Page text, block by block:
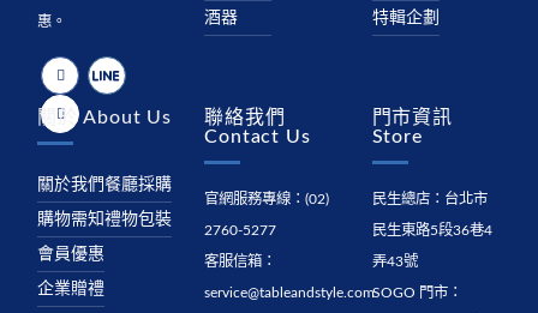
惠。 酒器 特輯企劃
關於 About Us
關於我們
購物需知
會員優惠
企業贈禮
餐廳採購
禮物包裝
聯絡我們
Contact Us
官網服務專線：(02)
2760-5277
客服信箱：
service@tableandstyle.com
門市資訊
Store
民生總店： 台北市
民生東路5段36巷4
弄43號
SOGO 門市：